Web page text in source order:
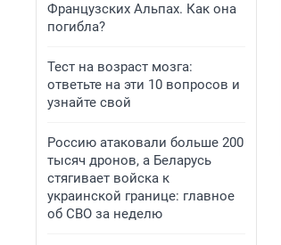
Французских Альпах. Как она
погибла?
Тест на возраст мозга:
ответьте на эти 10 вопросов и
узнайте свой
Россию атаковали больше 200
тысяч дронов, а Беларусь
стягивает войска к
украинской границе: главное
об СВО за неделю